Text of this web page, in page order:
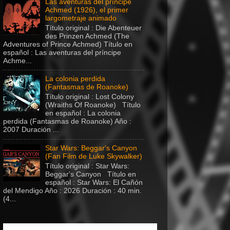
Las aventuras del príncipe
Achmed (1926), el primer
largometraje animado
Título original : Die Abenteuer
des Prinzen Achmed (The
Adventures of Prince Achmed) Título en
español : Las aventuras del príncipe
Achme...
La colonia perdida
(Fantasmas de Roanoke)
Título original : Lost Colony
(Wraiths Of Roanoke) Título
en español : La colonia
perdida (Fantasmas de Roanoke) Año :
2007 Duración ...
Star Wars: Beggar's Canyon
(Fan Film de Luke Skywalker)
Título original : Star Wars:
Beggar's Canyon Título en
español : Star Wars: El Cañón
del Mendigo Año : 2026 Duración : 40 min.
(4...